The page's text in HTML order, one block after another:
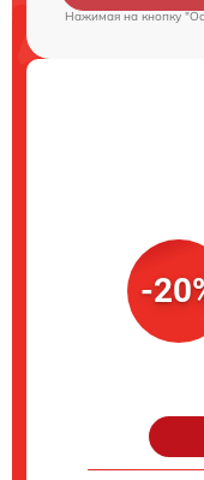
Нажимая на кнопку
-